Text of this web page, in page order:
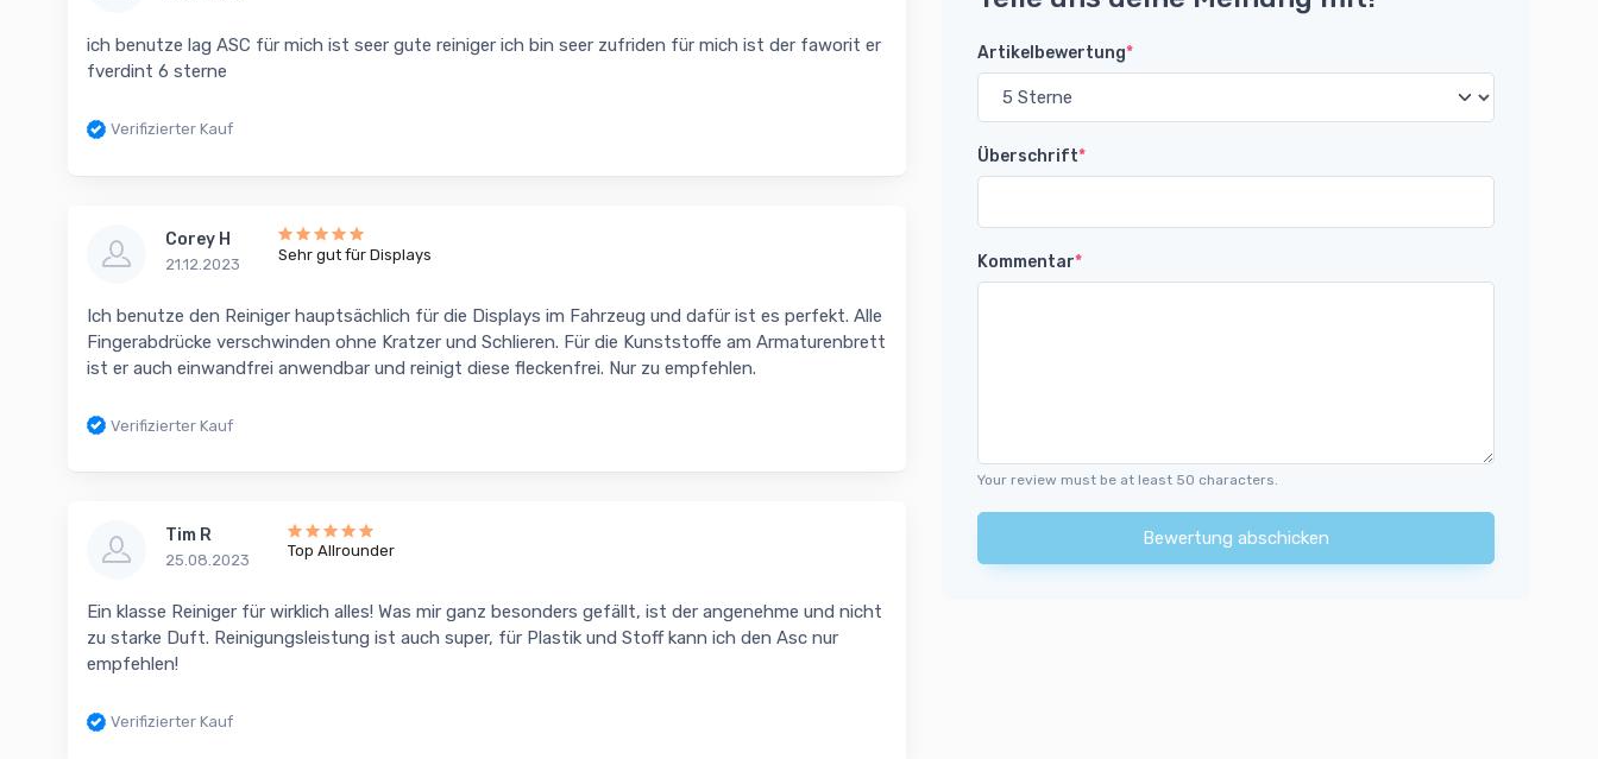
ich benutze lag ASC für mich ist seer gute reiniger ich bin seer zufriden für mich ist der faworit er
fverdint 6 sterne
Verifizierter Kauf
Corey H
21.12.2023
Sehr gut für Displays
Ich benutze den Reiniger hauptsächlich für die Displays im Fahrzeug und dafür ist es perfekt. Alle
Fingerabdrücke verschwinden ohne Kratzer und Schlieren. Für die Kunststoffe am Armaturenbrett
ist er auch einwandfrei anwendbar und reinigt diese fleckenfrei. Nur zu empfehlen.
Verifizierter Kauf
Tim R
25.08.2023
Top Allrounder
Ein klasse Reiniger für wirklich alles! Was mir ganz besonders gefällt, ist der angenehme und nicht
zu starke Duft. Reinigungsleistung ist auch super, für Plastik und Stoff kann ich den Asc nur
empfehlen!
Verifizierter Kauf
Artikelbewertung*
Überschrift*
Kommentar*
Your review must be at least 50 characters.
Bewertung abschicken